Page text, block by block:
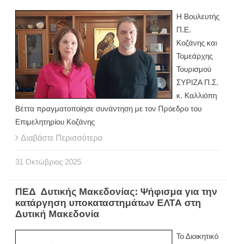
Η Βουλευτής
Π.Ε.
Κοζάνης και
Τομεάρχης
Τουρισμού
ΣΥΡΙΖΑ Π.Σ.
κ. Καλλιόπη
Βέττα πραγματοποίησε συνάντηση με τον Πρόεδρο του
Επιμελητηρίου Κοζάνης
Διαβάστε Περισσότερα
31 Οκτώβριος 2025
ΠΕΔ Δυτικής Μακεδονίας: Ψήφισμα για την
κατάργηση υποκαταστημάτων ΕΛΤΑ στη
Δυτική Μακεδονία
Το Διοικητικό